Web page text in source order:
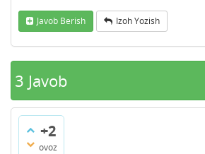
Javob Berish Izoh Yozish
3 Javob
+2
ovoz